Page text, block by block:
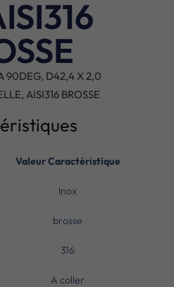
90DEG, D42,4 X 2,0
AISI316 BROSSE
Valeur Caractéristique
Inox
brosse
316
A coller